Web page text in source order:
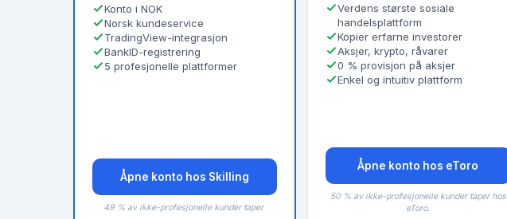
Konto i NOK
Norsk kundeservice
TradingView-integrasjon
BankID-registrering
5 profesjonelle plattformer
Åpne konto hos Skilling
49 % av ikke-profesjonelle kunder taper.
Verdens største sosiale
handelsplattform
Kopier erfarne investorer
Aksjer, krypto, råvarer
0 % provisjon på aksjer
Enkel og intuitiv plattform
Åpne konto hos eToro
50 % av ikke-profesjonelle kunder taper hos
eToro.